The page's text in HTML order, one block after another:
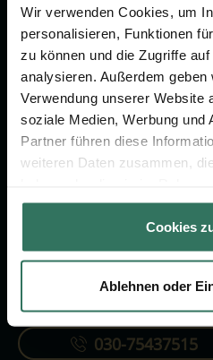
Wir verwenden Cookies, um
personalisieren, Funktionen
zu können und die Zugriffe
analysieren. Außerdem
Verwendung unserer Website
soziale Medien, Werbung und
Partner führen diese
weiteren Daten zusammen,
gesammelt haben.
Cookies
Ablehnen oder
Jetzt
FÜR SIE
Vergleich
FÜR
030-75437515